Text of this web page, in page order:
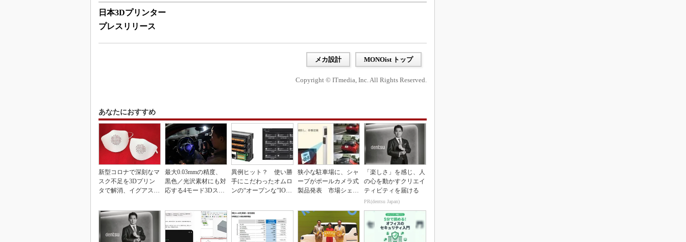
日本3Dプリンター
プレスリリース
メカ設計 MONOist トップ
Copyright © ITmedia, Inc. All Rights Reserved.
あなたにおすすめ
新型コロナで深刻なマ
スク不足を3Dプリン
タで解消、イグアスが
最大0.03mmの精度、
黒色／光沢素材にも対
応する4モード3Dスキ
異例ヒット？ 使い勝
手にこだわったオムロ
ンの“オープンな”IO-L
狭小な駐車場に、シャ
ープがポールカメラ式
製品発表 市場シェア
「楽しさ」を感じ、人
の心を動かすクリエイ
ティビティを届ける
PR(dentsu Japan)